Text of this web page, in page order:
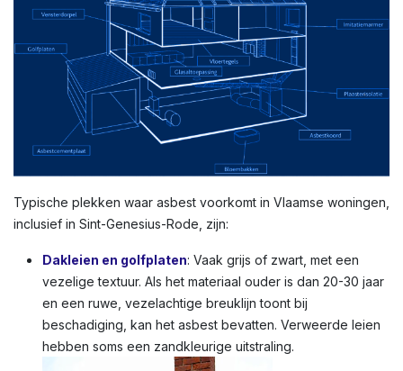
Typische plekken waar asbest voorkomt in Vlaamse woningen,
inclusief in Sint-Genesius-Rode, zijn:
Dakleien en golfplaten: Vaak grijs of zwart, met een
vezelige textuur. Als het materiaal ouder is dan 20-30 jaar
en een ruwe, vezelachtige breuklijn toont bij
beschadiging, kan het asbest bevatten. Verweerde leien
hebben soms een zandkleurige uitstraling.